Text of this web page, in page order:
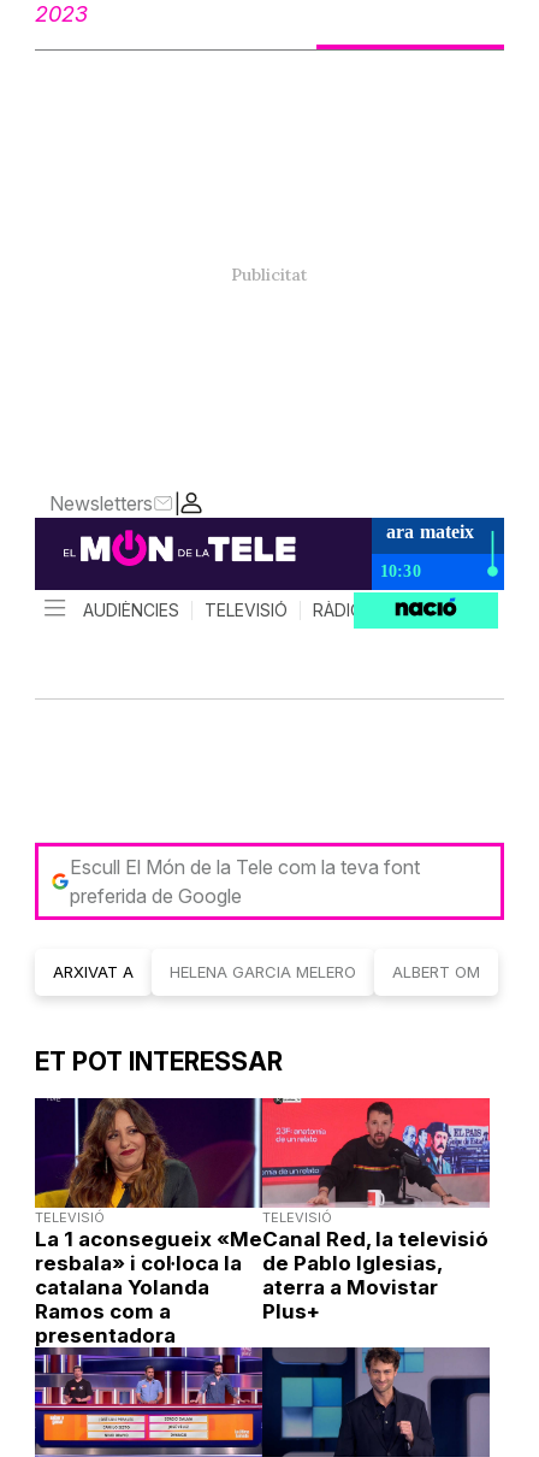
2023
Escull El Món de la Tele com la teva font
preferida de Google
ARXIVAT A HELENA GARCIA MELERO ALBERT OM
ET POT INTERESSAR
TELEVISIÓ
La 1 aconsegueix «Me
resbala» i col·loca la
catalana Yolanda
Ramos com a
presentadora
TELEVISIÓ
Canal Red, la televisió
de Pablo Iglesias,
aterra a Movistar
Plus+